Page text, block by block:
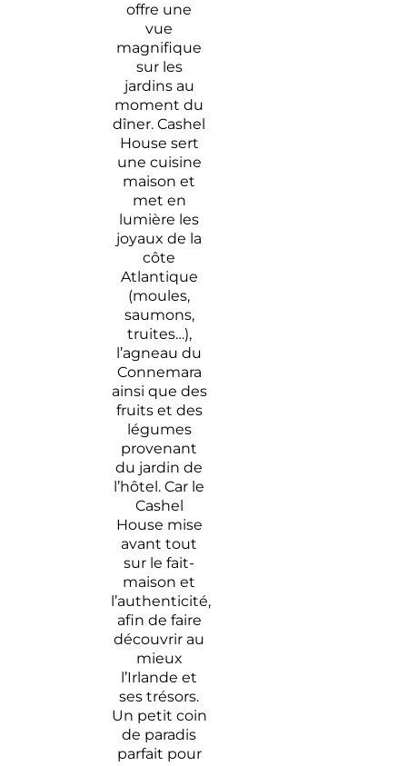
offre une
vue
magnifique
sur les
jardins au
moment du
dîner. Cashel
House sert
une cuisine
maison et
met en
lumière les
joyaux de la
côte
Atlantique
(moules,
saumons,
truites…),
l’agneau du
Connemara
ainsi que des
fruits et des
légumes
provenant
du jardin de
l’hôtel. Car le
Cashel
House mise
avant tout
sur le fait-
maison et
l’authenticité,
afin de faire
découvrir au
mieux
l’Irlande et
ses trésors.
Un petit coin
de paradis
parfait pour